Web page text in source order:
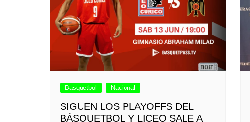
Basquetbol Nacional
SIGUEN LOS PLAYOFFS DEL
BÁSQUETBOL Y LICEO SALE A